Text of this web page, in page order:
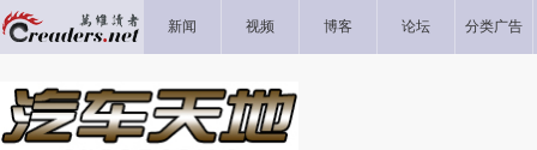
新闻 视频 博客 论坛 分类广告